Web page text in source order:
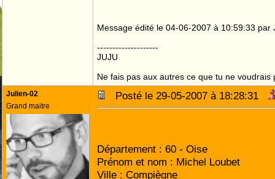
Message édité le 04-06-2007 à 10:59:33 par
--------------------
JUJU
Ne fais pas aux autres ce que tu ne voudrais
Julien-02
Grand maitre
Posté le 29-05-2007 à 18:28:31
Département : 60 - Oise
Prénom et nom : Michel Loubet
Ville : Compiègne